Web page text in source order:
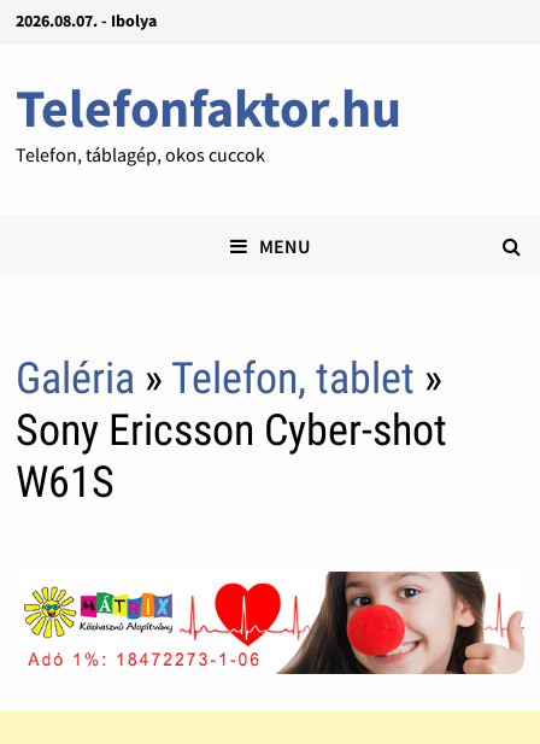
2026.08.07. - Ibolya
Telefonfaktor.hu
Telefon, táblagép, okos cuccok
MENU
Galéria » Telefon, tablet »
Sony Ericsson Cyber-shot
W61S